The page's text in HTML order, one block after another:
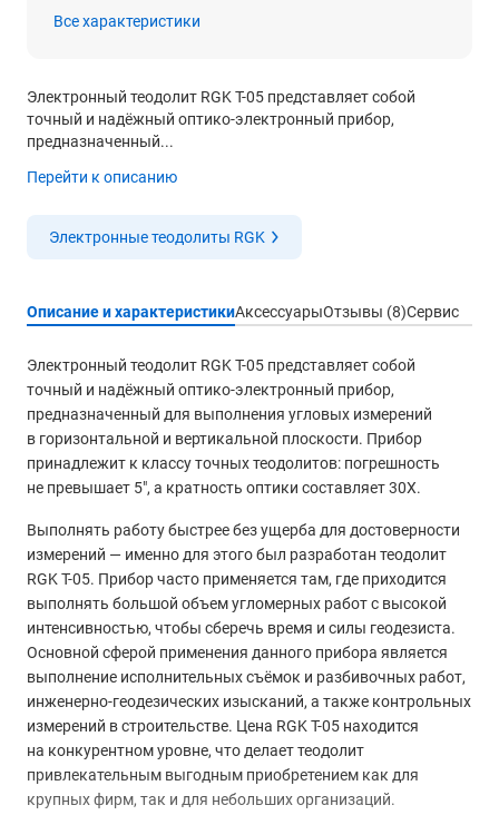
Все характеристики
Электронный теодолит RGK T-05 представляет собой
точный и надёжный оптико-электронный прибор,
предназначенный...
Перейти к описанию
Электронные теодолиты RGK
Описание и характеристикиАксессуарыОтзывы (8)Сервис
Электронный теодолит RGK T-05 представляет собой
точный и надёжный оптико-электронный прибор,
предназначенный для выполнения угловых измерений
в горизонтальной и вертикальной плоскости. Прибор
принадлежит к классу точных теодолитов: погрешность
не превышает 5″, а кратность оптики составляет 30X.
Выполнять работу быстрее без ущерба для достоверности
измерений — именно для этого был разработан теодолит
RGK T-05. Прибор часто применяется там, где приходится
выполнять большой объем угломерных работ с высокой
интенсивностью, чтобы сберечь время и силы геодезиста.
Основной сферой применения данного прибора является
выполнение исполнительных съёмок и разбивочных работ,
инженерно-геодезических изысканий, а также контрольных
измерений в строительстве. Цена RGK T-05 находится
на конкурентном уровне, что делает теодолит
привлекательным выгодным приобретением как для
крупных фирм, так и для небольших организаций.